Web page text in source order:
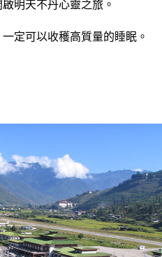
明天不丹心靈之旅。
定可以收穫高質量的睡眠。